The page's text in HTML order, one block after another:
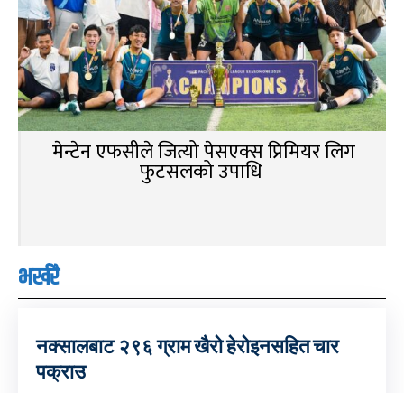
मेन्टेन एफसीले जित्यो पेसएक्स प्रिमियर लिग
फुटसलको उपाधि
भर्खरै
नक्सालबाट २९६ ग्राम खैरो हेरोइनसहित चार
पक्राउ